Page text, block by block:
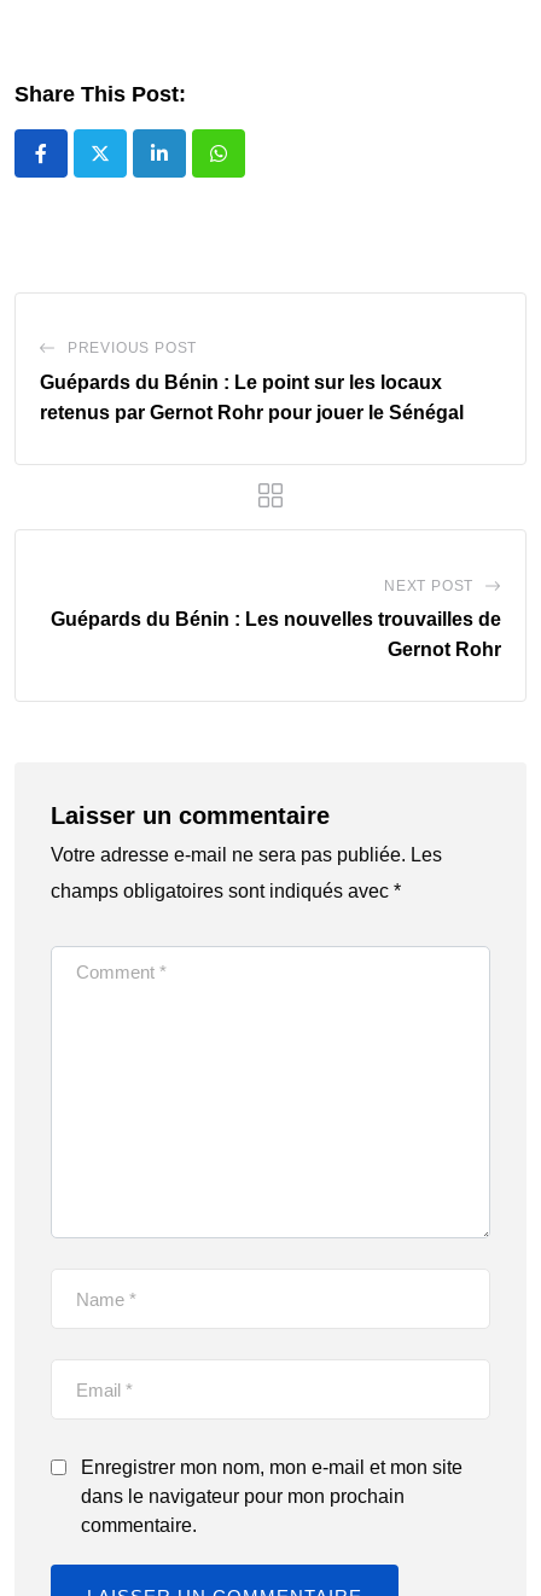
Share This Post:
LinkedIn Whatsapp
PREVIOUS POST
Guépards du Bénin : Le point sur les locaux
retenus par Gernot Rohr pour jouer le Sénégal
NEXT POST
Guépards du Bénin : Les nouvelles trouvailles de
Gernot Rohr
Laisser un commentaire
Votre adresse e-mail ne sera pas publiée. Les
champs obligatoires sont indiqués avec *
Enregistrer mon nom, mon e-mail et mon site
dans le navigateur pour mon prochain
commentaire.